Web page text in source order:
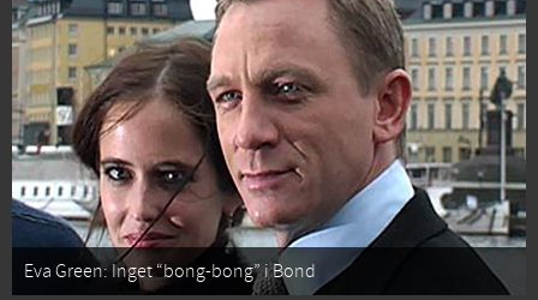
Eva Green: Inget “bong-bong” i Bond